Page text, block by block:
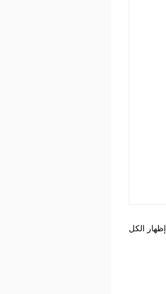
إظهار الكل